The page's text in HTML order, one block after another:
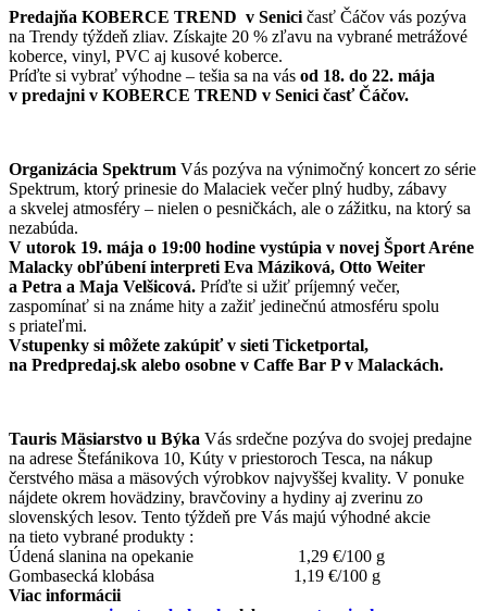
Predajňa KOBERCE TREND v Senici časť Čáčov vás pozýva
na Trendy týždeň zliav. Získajte 20 % zľavu na vybrané metrážové
koberce, vinyl, PVC aj kusové koberce.
Príďte si vybrať výhodne – tešia sa na vás od 18. do 22. mája
v predajni v KOBERCE TREND v Senici časť Čáčov.
Organizácia Spektrum Vás pozýva na výnimočný koncert zo série
Spektrum, ktorý prinesie do Malaciek večer plný hudby, zábavy
a skvelej atmosféry – nielen o pesničkách, ale o zážitku, na ktorý sa
nezabúda.
V utorok 19. mája o 19:00 hodine vystúpia v novej Šport Aréne
Malacky obľúbení interpreti Eva Máziková, Otto Weiter
a Petra a Maja Velšicová. Príďte si užiť príjemný večer,
zaspomínať si na známe hity a zažiť jedinečnú atmosféru spolu
s priateľmi.
Vstupenky si môžete zakúpiť v sieti Ticketportal,
na Predpredaj.sk alebo osobne v Caffe Bar P v Malackách.
Tauris Mäsiarstvo u Býka Vás srdečne pozýva do svojej predajne
na adrese Štefánikova 10, Kúty v priestoroch Tesca, na nákup
čerstvého mäsa a mäsových výrobkov najvyššej kvality. V ponuke
nájdete okrem hovädziny, bravčoviny a hydiny aj zverinu zo
slovenských lesov. Tento týždeň pre Vás majú výhodné akcie
na tieto vybrané produkty :
Údená slanina na opekanie 1,29 €/100 g
Gombasecká klobása 1,19 €/100 g
Viac informácii